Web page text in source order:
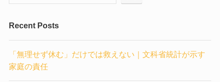
Recent Posts
「無理せず休む」だけでは救えない｜文科省統計が示す
家庭の責任